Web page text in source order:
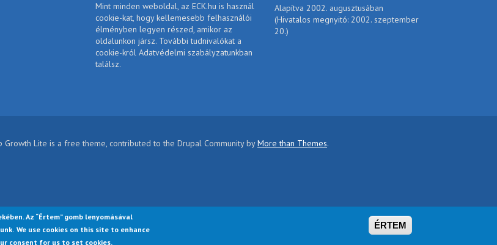
Az “Értem” gomb lenyomásával
We use cookies on this site to enhance
consent for us to set cookies.
ÉRTEM
Mint minden weboldal, az ECK.hu is használ
cookie-kat, hogy kellemesebb felhasználói
élményben legyen részed, amikor az
oldalunkon jársz. További tudnivalókat a
cookie-król Adatvédelmi szabályzatunkban
találsz.
Alapítva 2002. augusztusában
(Hivatalos megnyitó: 2002. szeptember
20.)
Growth Lite is a free theme, contributed to the Drupal Community byMore than Themes.